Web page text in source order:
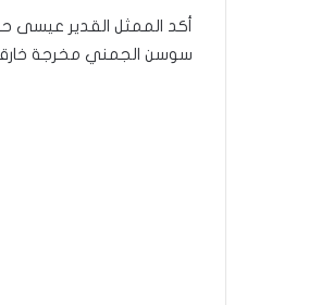
أكد الممثل القدير عيسى
سوسن الجمني مخرجة